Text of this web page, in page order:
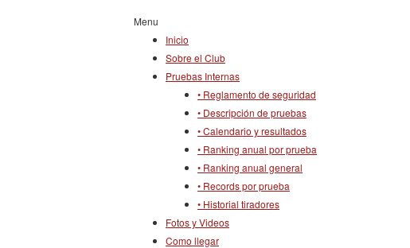
Menu
Inicio
Sobre el Club
Pruebas Internas
• Reglamento de seguridad
• Descripción de pruebas
• Calendario y resultados
• Ranking anual por prueba
• Ranking anual general
• Records por prueba
• Historial tiradores
Fotos y Videos
Como llegar